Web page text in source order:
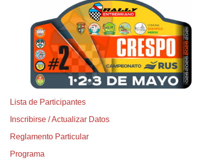
Lista de Participantes
Inscribirse / Actualizar Datos
Reglamento Particular
Programa